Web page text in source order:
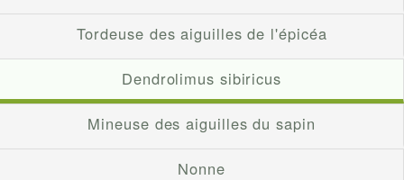
Tordeuse des aiguilles de l'épicéa
Dendrolimus sibiricus
Mineuse des aiguilles du sapin
Nonne